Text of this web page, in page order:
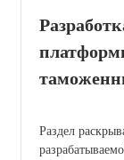
Раздел